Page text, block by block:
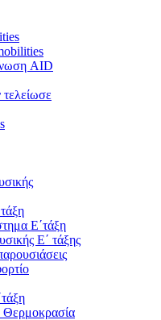
AID
τελείωσε
Ε΄τάξη
Ε΄ τάξης